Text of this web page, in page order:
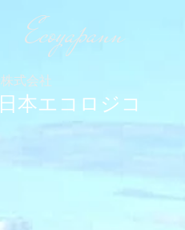
Ecoyapann
株式会社
日本エコロジコ